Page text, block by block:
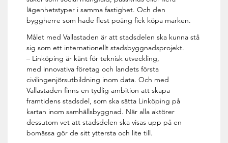
lägenhetstyper i samma fastighet. Och den
byggherre som hade flest poäng fick köpa marken.
Målet med Vallastaden är att stadsdelen ska kunna stå
sig som ett internationellt stadsbyggnadsprojekt.
– Linköping är känt för teknisk utveckling,
med innovativa företag och landets första
civilingenjörsutbildning inom data. Och med
Vallastaden finns en tydlig ambition att skapa
framtidens stadsdel, som ska sätta Linköping på
kartan inom samhällsbyggnad. När alla aktörer
dessutom vet att stadsdelen ska visas upp på en
bomässa gör de sitt yttersta och lite till.